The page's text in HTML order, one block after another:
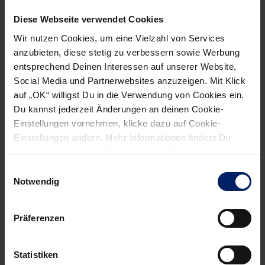
Diese Webseite verwendet Cookies
Wir nutzen Cookies, um eine Vielzahl von Services
anzubieten, diese stetig zu verbessern sowie Werbung
entsprechend Deinen Interessen auf unserer Website,
Social Media und Partnerwebsites anzuzeigen. Mit Klick
auf „OK“ willigst Du in die Verwendung von Cookies ein.
Du kannst jederzeit Änderungen an deinen Cookie-
Einstellungen vornehmen, klicke dazu auf Cookie-
Einstellungen ändern. Mehr Informationen findest Du
außerdem in unsererDatenschutzerklärung.
Notwendig
Präferenzen
Statistiken
prägenden Duelle des Abends werden wird.
„Freuen uns riesig auf Samstag“
Wobei: Wenn zwei derartige Klasse-Mannschaften
aufeinandertreffen, kann man auf jeder Position spannende
Trainerposition, wo sich mit Nikolaj Jacobsen und Alfred
gegenüberstehen. Beide legen großen Wert auf die Abwehr,
beide werden sich deshalb im Angriff etwas Spezielles
klar, was die Stunde am Samstagabend geschlagen hat.